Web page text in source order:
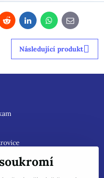
RedditLinkedInWhatsApp
E-
mail
Následující produkt
do mailu, ihned